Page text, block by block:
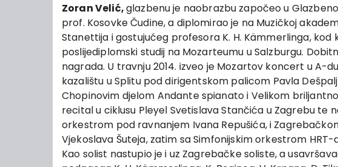
Zoran Velić,glazbenu je naobrazbu započeo u
prof. Kosovke Čudine, a diplomirao je na Muzičkoj
Stanettija i gostujućeg profesora K. H. Kämmerlinga, kod
poslijediplomski studij na Mozarteumu u Salzburgu.
nagrada. U travnju 2014. izveo je Mozartov koncert u A-
kazalištu u Splitu pod dirigentskom palicom Pavla
Chopinovim djelom Andante spianato i Velikom
recital u ciklusu Pleyel Svetislava Stančića u Zagrebu te
orkestrom pod ravnanjem Ivana Repušića, i
Vjekoslava Šuteja, zatim sa Simfonijskim orkestrom
Kao solist nastupio je i uz Zagrebačke soliste, a